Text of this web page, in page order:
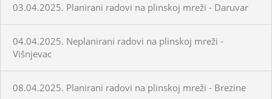
03.04.2025. Planirani radovi na plinskoj mreži - Daruvar
04.04.2025. Neplanirani radovi na plinskoj mreži -
Višnjevac
08.04.2025. Planirani radovi na plinskoj mreži - Brezine